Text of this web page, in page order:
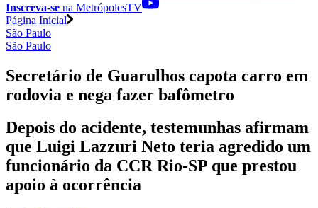
Inscreva-se na MetrópolesTV
Página Inicial
São Paulo
São Paulo
Secretário de Guarulhos capota carro em
rodovia e nega fazer bafômetro
Depois do acidente, testemunhas afirmam
que Luigi Lazzuri Neto teria agredido um
funcionário da CCR Rio-SP que prestou
apoio à ocorrência